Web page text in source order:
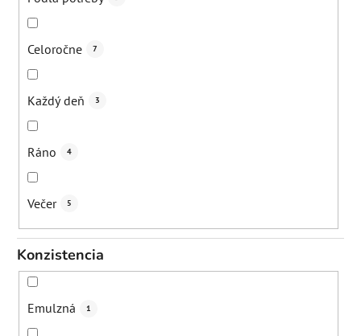
Celoročne 7
Každý deň 3
Ráno 4
Večer 5
Konzistencia
Emulzná 1